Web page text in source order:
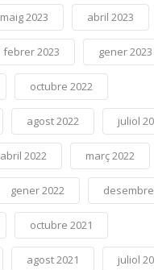
maig 2023 abril 2023
febrer 2023 gener 2023
octubre 2022
agost 2022 juliol
abril 2022 març 2022
gener 2022 desembre
octubre 2021
agost 2021 juliol